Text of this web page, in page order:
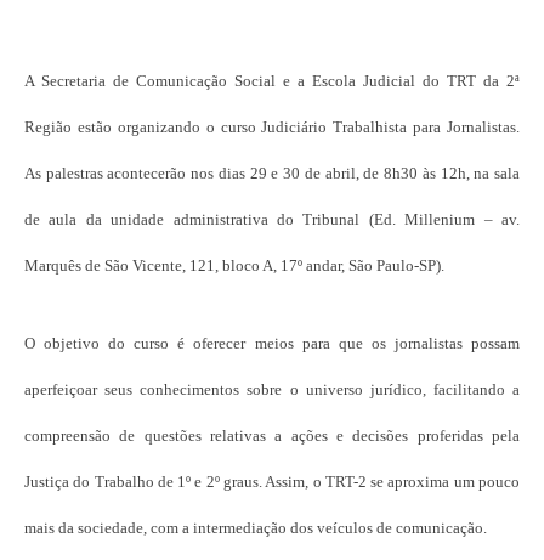
A Secretaria de Comunicação Social e a Escola Judicial do TRT da 2ª
Região estão organizando o curso Judiciário Trabalhista para Jornalistas.
As palestras acontecerão nos dias 29 e 30 de abril, de 8h30 às 12h, na sala
de aula da unidade administrativa do Tribunal (Ed. Millenium – av.
Marquês de São Vicente, 121, bloco A, 17º andar, São Paulo-SP).
O objetivo do curso é oferecer meios para que os jornalistas possam
aperfeiçoar seus conhecimentos sobre o universo jurídico, facilitando a
compreensão de questões relativas a ações e decisões proferidas pela
Justiça do Trabalho de 1º e 2º graus. Assim, o TRT-2 se aproxima um pouco
mais da sociedade, com a intermediação dos veículos de comunicação.